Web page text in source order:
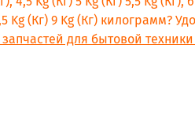
Kg (Кг) 9 Kg (Кг) килограмм?
для бытовой